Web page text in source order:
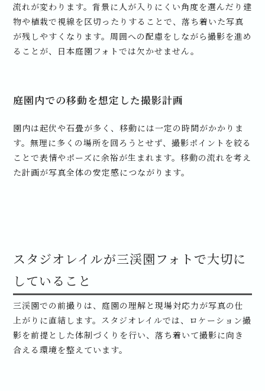
流れが変わります。背景に人が入りにくい角度を選んだり建
物や植栽で視線を区切ったりすることで、落ち着いた写真
が残しやすくなります。周囲への配慮をしながら撮影を進め
ることが、日本庭園フォトでは欠かせません。
庭園内での移動を想定した撮影計画
園内は起伏や石畳が多く、移動には一定の時間がかかりま
す。無理に多くの場所を回ろうとせず、撮影ポイントを絞る
ことで表情やポーズに余裕が生まれます。移動の流れを考え
た計画が写真全体の安定感につながります。
スタジオレイルが三渓園フォトで大切に
していること
三渓園での前撮りは、庭園の理解と現場対応力が写真の仕
上がりに直結します。スタジオレイルでは、ロケーション撮
影を前提とした体制づくりを行い、落ち着いて撮影に向き
合える環境を整えています。